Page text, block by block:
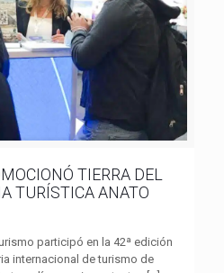
TIERRA DEL
TURÍSTICA ANATO
participó en la 42ª edición
internacional de turismo de